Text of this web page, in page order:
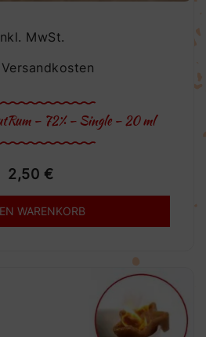
MwSt.
Versandkosten
– 72% – Single – 20 ml
2,50 €
WARENKORB